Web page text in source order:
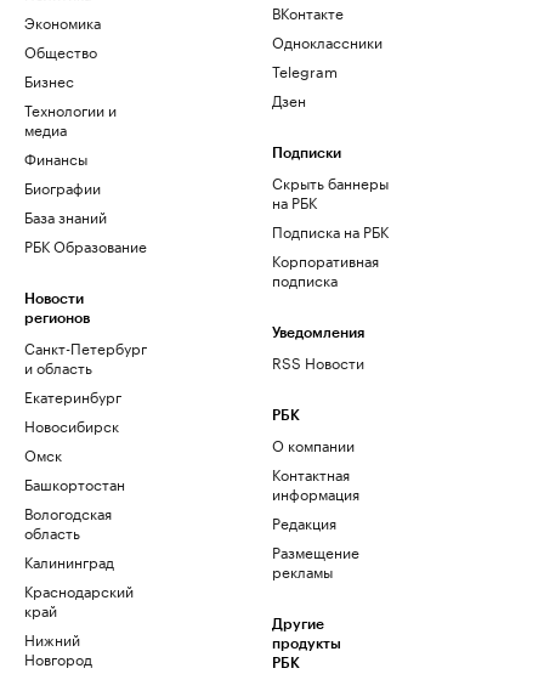
Экономика
Общество
Бизнес
Технологии и
медиа
Финансы
Биографии
База знаний
РБК Образование
Новости
регионов
Санкт-Петербург
и область
Екатеринбург
Новосибирск
Омск
Башкортостан
Вологодская
область
Калининград
Краснодарский
край
Нижний
Новгород
ВКонтакте
Одноклассники
Telegram
Дзен
Подписки
Скрыть баннеры
на РБК
Подписка на РБК
Корпоративная
подписка
Уведомления
RSS Новости
РБК
О компании
Контактная
информация
Редакция
Размещение
рекламы
Другие
продукты
РБК